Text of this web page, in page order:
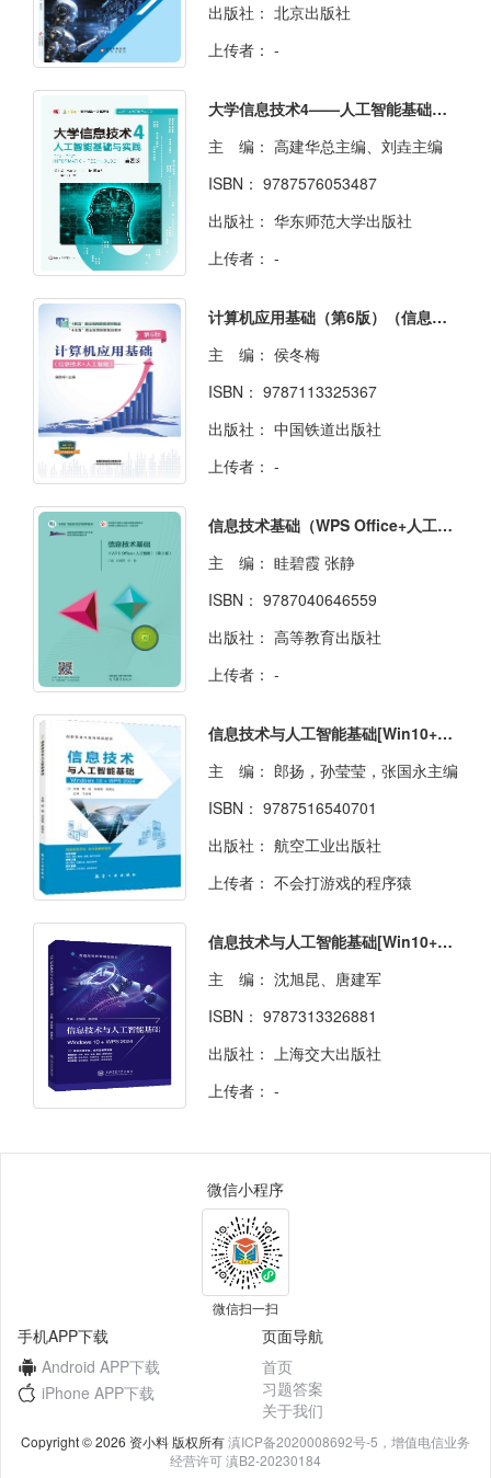
出版社： 北京出版社
上传者： -
大学信息技术4——人工智能基础与实践（第四版）
主 编： 高建华总主编、刘垚主编
ISBN： 9787576053487
出版社： 华东师范大学出版社
上传者： -
计算机应用基础（第6版）（信息技术+人工智能）
主 编： 侯冬梅
ISBN： 9787113325367
出版社： 中国铁道出版社
上传者： -
信息技术基础（WPS Office+人工智能）（第3版）
主 编： 眭碧霞 张静
ISBN： 9787040646559
出版社： 高等教育出版社
上传者： -
信息技术与人工智能基础[Win10+WPS 2024]（双色）（含微课）
主 编： 郎扬，孙莹莹，张国永主编
ISBN： 9787516540701
出版社： 航空工业出版社
上传者： 不会打游戏的程序猿
信息技术与人工智能基础[Win10+WPS 2024]（双色）（含微课）
主 编： 沈旭昆、唐建军
ISBN： 9787313326881
出版社： 上海交大出版社
上传者： -
微信小程序
微信扫一扫
手机APP下载
Android APP下载
iPhone APP下载
页面导航
首页
习题答案
关于我们
Copyright © 2026 资小料 版权所有滇ICP备2020008692号-5，增值电信业务
经营许可 滇B2-20230184